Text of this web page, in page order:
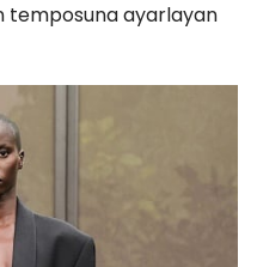
temposuna ayarlayan